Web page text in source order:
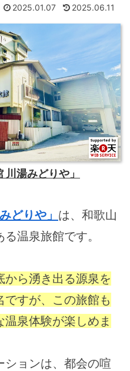
2025.01.07 2025.06.11
川湯みどりや」
どりや」 は、和歌山
温泉旅館です。
から湧き出る源泉を
すが、この旅館も
泉体験が楽しめま
ションは、都会の喧